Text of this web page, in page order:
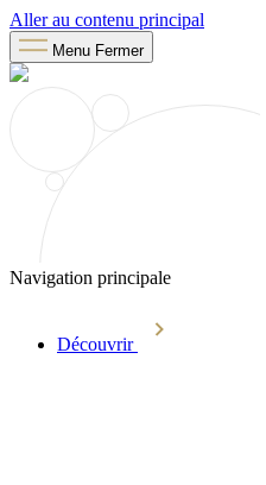
Aller au contenu principal
Menu Fermer
Navigation principale
Découvrir